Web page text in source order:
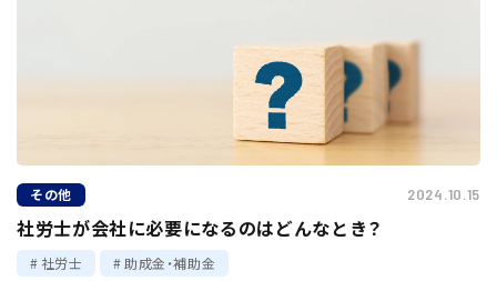
その他 2024.10.15
社労士が会社に必要になるのはどんなとき？
社労士 助成金・補助金